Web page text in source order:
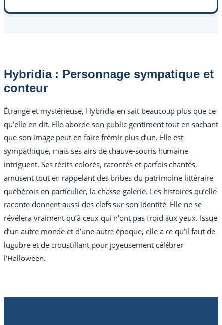
Hybridia : Personnage sympatique et
conteur
Étrange et mystérieuse, Hybridia en sait beaucoup plus que ce
qu’elle en dit. Elle aborde son public gentiment tout en sachant
que son image peut en faire frémir plus d’un. Elle est
sympathique, mais ses airs de chauve-souris humaine
intriguent. Ses récits colorés, racontés et parfois chantés,
amusent tout en rappelant des bribes du patrimoine littéraire
québécois en particulier, la chasse-galerie. Les histoires qu’elle
raconte donnent aussi des clefs sur son identité. Elle ne se
révélera vraiment qu’à ceux qui n’ont pas froid aux yeux. Issue
d’un autre monde et d’une autre époque, elle a ce qu’il faut de
lugubre et de croustillant pour joyeusement célébrer
l’Halloween.